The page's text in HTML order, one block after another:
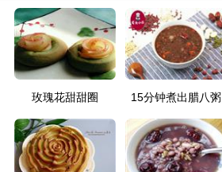
玫瑰花甜甜圈 15分钟煮出腊八粥